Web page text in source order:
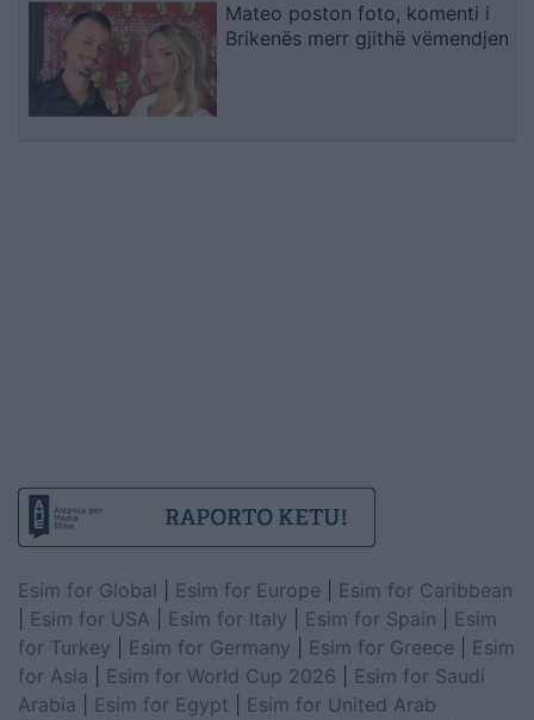
Mateo poston foto, komenti i
Brikenës merr gjithë vëmendjen
Esim for Global Esim for Europe
Esim for Caribbean
Esim for USA Esim for Italy Esim for Spain
Esim
for Turkey
Esim for Germany Esim for Greece
Esim
for Asia
Esim for World Cup 2026
Esim for Saudi
Arabia
Esim for Egypt
Esim for United Arab